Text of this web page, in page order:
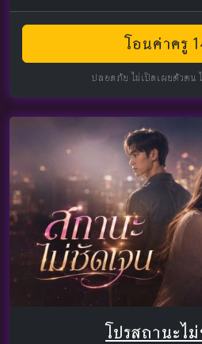
โอนค่าครู
ปลอดภัย ไม่เปิดเผยตัวตน
โปรสถานะไ